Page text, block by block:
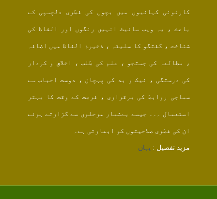
کارٹونی کہانیوں میں بچوں کی فطری دلچسپی کے
باعث ، یہ ویب سائیٹ انہیں رنگوں اور الفاظ کی
شناخت ، گفتگو کا سلیقہ ، ذخیرۂ الفاظ میں اضافہ
، مطالعہ کی جستجو ، علم کی طلب ، اخلاق و کردار
کی درستگی ، نیک و بد کی پہچان ، دوست احباب سے
سماجی روابط کی برقراری ، فرصت کے وقت کا بہتر
استعمال ۔۔۔ جیسے بےشمار مرحلوں سے گزارتے ہوئے
ان کی فطری صلاحیتوں کو ابھارتی ہے۔
مزید تفصیل : یہاں